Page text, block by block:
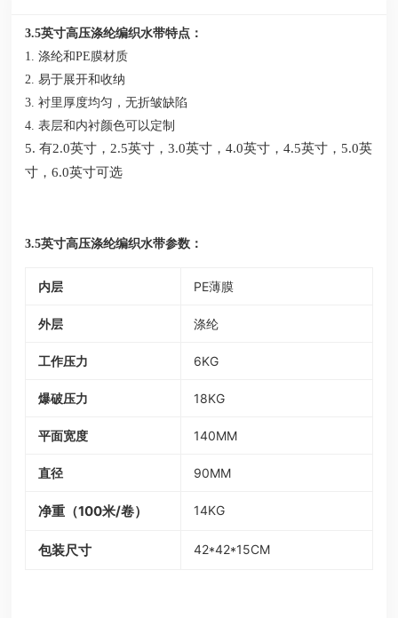
3.5英寸高压涤纶编织水带特点：
1. 涤纶和PE膜材质
2. 易于展开和收纳
3. 衬里厚度均匀，无折皱缺陷
4. 表层和内衬颜色可以定制
5. 有2.0英寸，2.5英寸，3.0英寸，4.0英寸，4.5英寸， 5.0英
寸，6.0英寸可选
3.5英寸高压涤纶编织水带参数：
内层 PE薄膜
外层 涤纶
工作压力 6KG
爆破压力 18KG
平面宽度 140MM
直径 90MM
净重（100米/卷） 14KG
包装尺寸 42*42*15CM